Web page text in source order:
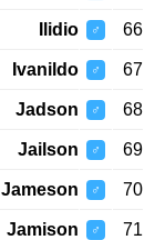
66
♂
Ilidio
67
♂
Ivanildo
68
♂
Jadson
69
♂
Jailson
70
♂
Jameson
71
♂
Jamison